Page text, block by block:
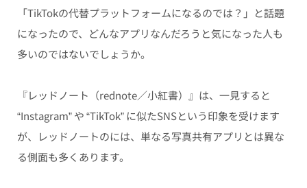
「TikTokの代替プラットフォームになるのでは？」と話題
になったので、どんなアプリなんだろうと気になった人も
多いのではないでしょうか。
『レッドノート（rednote／小紅書）』は、一見すると
“Instagram” や “TikTok” に似たSNSという印象を受けます
が、レッドノートのには、単なる写真共有アプリとは異な
る側面も多くあります。